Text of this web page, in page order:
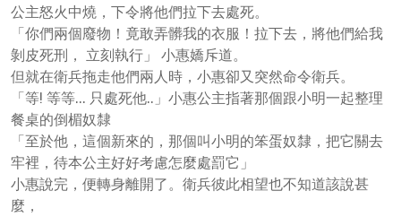
公主怒火中燒，下令將他們拉下去處死。
「你們兩個廢物！竟敢弄髒我的衣服！拉下去，將他們給我
剝皮死刑， 立刻執行」 小惠嬌斥道。
但就在衛兵拖走他們兩人時，小惠卻又突然命令衛兵。
「等! 等等... 只處死他..」小惠公主指著那個跟小明一起整理
餐桌的倒楣奴隸
「至於他，這個新來的，那個叫小明的笨蛋奴隸，把它關去
牢裡，待本公主好好考慮怎麼處罰它」
小惠說完，便轉身離開了。衛兵彼此相望也不知道該說甚
麼，